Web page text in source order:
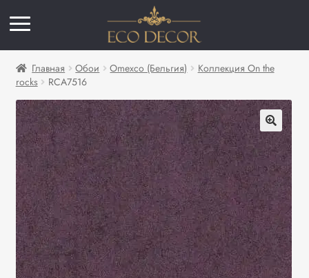
Главная Обои Omexco (Бельгия)
Коллекция On the
rocks
RCA7516